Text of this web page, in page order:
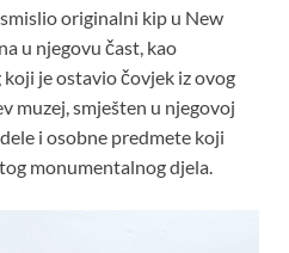
originalni kip u New
u njegovu čast, kao
je ostavio čovjek iz ovog
muzej, smješten u njegovoj
i osobne predmete koji
monumentalnog djela.